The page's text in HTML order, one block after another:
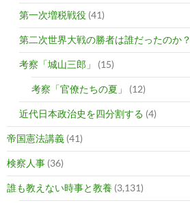
第一次増税戦役 (41)
第二次世界大戦の勝者は誰だったのか？
考察「城山三郎」 (15)
考察「官僚たちの夏」 (12)
近代日本政治史を四分割する (4)
帝国憲法講義 (41)
検察人事 (36)
誰も教えない時事と教養 (3,131)